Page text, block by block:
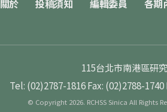
關於 投稿須知 編輯委員 各期
115台北市南港區研
Tel: (02)2787-1816 Fax: (02)2788-1740
© Copyright 2026. RCHSS Sinica All Rights